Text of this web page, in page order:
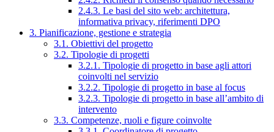
2.4.3. Le basi del sito web: architettura,
informativa privacy, riferimenti DPO
3. Pianificazione, gestione e strategia
3.1. Obiettivi del progetto
3.2. Tipologie di progetti
3.2.1. Tipologie di progetto in base agli attori
coinvolti nel servizio
3.2.2. Tipologie di progetto in base al focus
3.2.3. Tipologie di progetto in base all’ambito di
intervento
3.3. Competenze, ruoli e figure coinvolte